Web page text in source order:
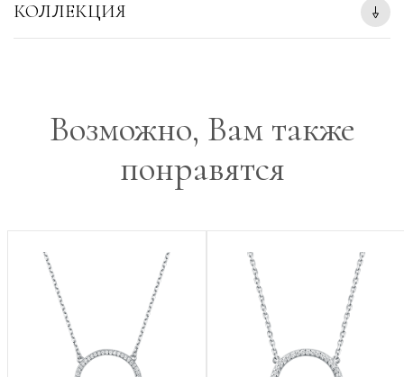
КОЛЛЕКЦИЯ
Возможно, Вам также
понравятся